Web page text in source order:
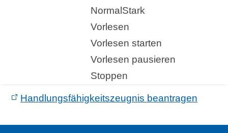
Normal Stark
Vorlesen
Vorlesen starten
Vorlesen pausieren
Stoppen
Dokumente/Formulare
Handlungsfähigkeitszeugnis beantragen